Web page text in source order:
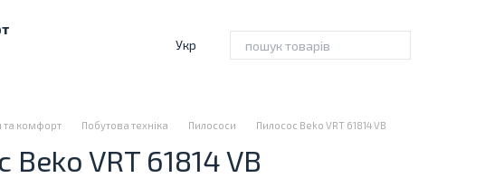
Укр
та комфорт Побутова техніка Пилососи Пилосос Beko VRT 61814 VB
Beko VRT 61814 VB